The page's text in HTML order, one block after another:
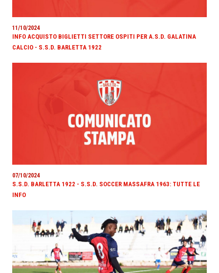
11/10/2024
INFO ACQUISTO BIGLIETTI SETTORE OSPITI PER A.S.D. GALATINA
CALCIO - S.S.D. BARLETTA 1922
07/10/2024
S.S.D. BARLETTA 1922 - S.S.D. SOCCER MASSAFRA 1963: TUTTE LE
INFO